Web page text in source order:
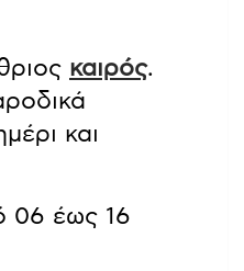
καιρός.
και
06 έως 16